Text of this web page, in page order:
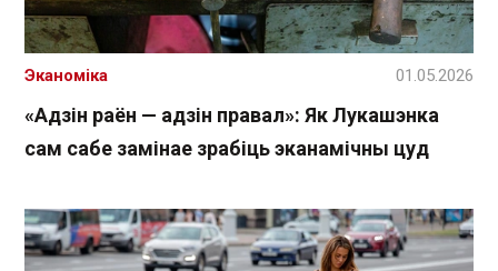
«Адзін раён — адзін правал»: Як Лукашэнка
сам сабе замінае зрабіць эканамічны цуд
Эканоміка 01.05.2026